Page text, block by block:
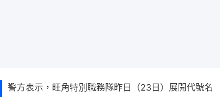
警方表示，旺角特別職務隊昨日（23日）展開代號名